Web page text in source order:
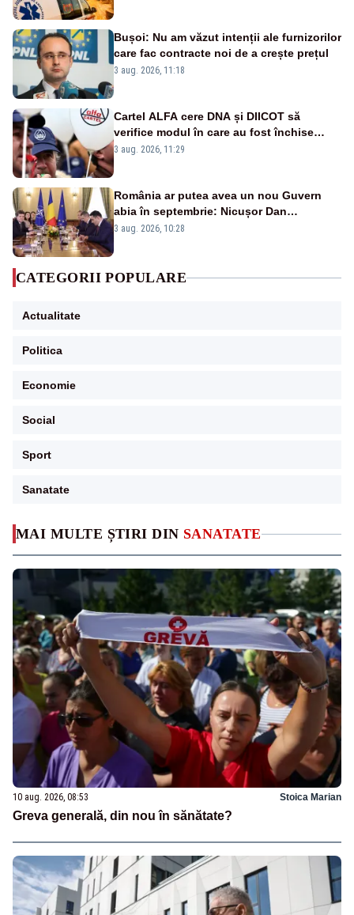
MAI MULTE ȘTIRI DIN SANATATE
10 aug. 2026, 08:53 Stoica Marian
Greva generală, din nou în sănătate?
Bușoi: Nu am văzut intenții ale furnizorilor
care fac contracte noi de a crește prețul
3 aug. 2026, 11:18
Cartel ALFA cere DNA și DIICOT să
verifice modul în care au fost închise
centralele pe cărbune
3 aug. 2026, 11:29
România ar putea avea un nou Guvern
abia în septembrie: Nicușor Dan
pregătește noi consultări cu partidele
3 aug. 2026, 10:28
CATEGORII POPULARE
Actualitate
Politica
Economie
Social
Sport
Sanatate